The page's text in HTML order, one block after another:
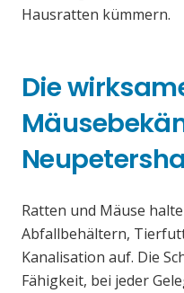
Hausratten kümmern.
Die
Ratten und Mäuse
Abfallbehältern,
Kanalisation auf. Die
Fähigkeit, bei jeder